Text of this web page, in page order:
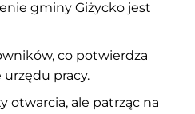
gminy Giżycko jest
co potwierdza
urzędu pracy.
otwarcia, ale patrząc na